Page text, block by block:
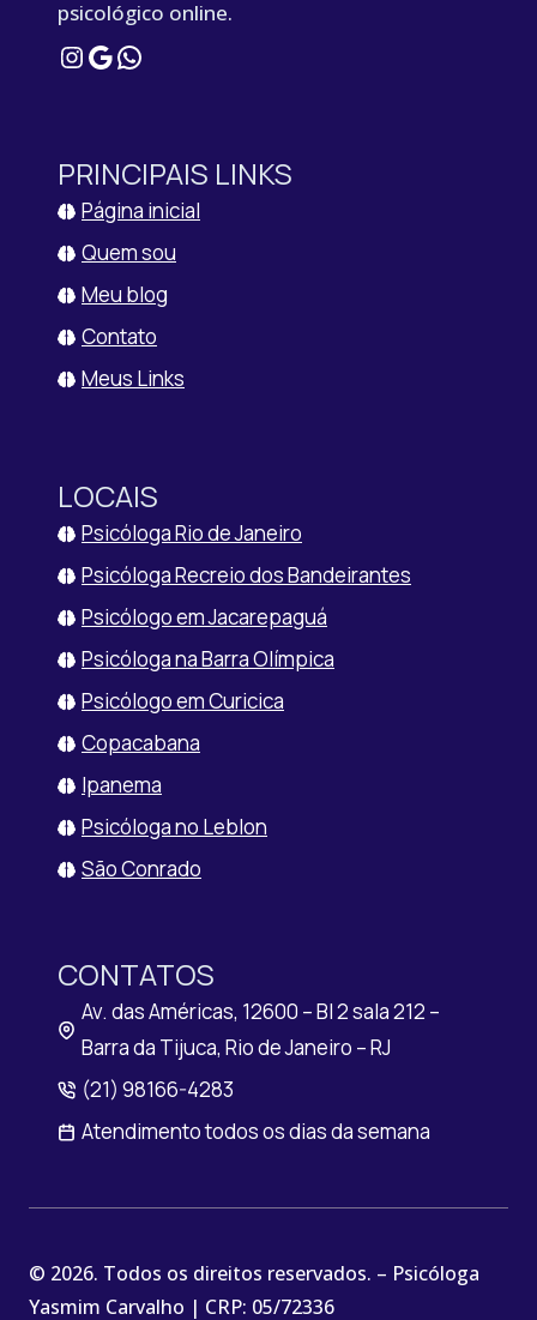
psicológico online.
Instagram
Google
WhatsApp
PRINCIPAIS LINKS
Página inicial
Quem sou
Meu blog
Contato
Meus Links
LOCAIS
Psicóloga Rio de Janeiro
Psicóloga Recreio dos Bandeirantes
Psicólogo em Jacarepaguá
Psicóloga na Barra Olímpica
Psicólogo em Curicica
Copacabana
Ipanema
Psicóloga no Leblon
São Conrado
CONTATOS
Av. das Américas, 12600 – Bl 2 sala 212 –
Barra da Tijuca, Rio de Janeiro – RJ
(21) 98166-4283
Atendimento todos os dias da semana
© 2026. Todos os direitos reservados. – Psicóloga
Yasmim Carvalho | CRP: 05/72336